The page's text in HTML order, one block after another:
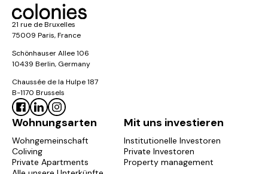
21 rue de Bruxelles
75009 Paris, France
Schönhauser Allee 106
10439 Berlin, Germany
Chaussée de la Hulpe 187
B-1170 Brussels
Wohnungsarten
Wohngemeinschaft
Coliving
Private Apartments
Mit uns investieren
Institutionelle Investoren
Private Investoren
Property management